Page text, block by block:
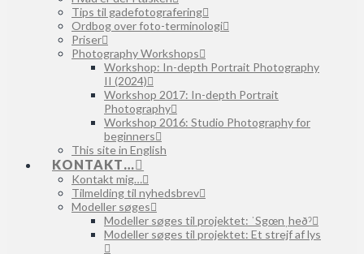
Tips til gadefotografering
Ordbog over foto-terminologi
Priser
Photography Workshops
Workshop: In-depth Portrait Photography
II (2024)
Workshop 2017: In-depth Portrait
Photography
Workshop 2016: Studio Photography for
beginners
This site in English
KONTAKT…
Kontakt mig…
Tilmelding til nyhedsbrev
Modeller søges
Modeller søges til projektet: ˈSgœnˌheðˀ
Modeller søges til projektet: Et strejf af lys